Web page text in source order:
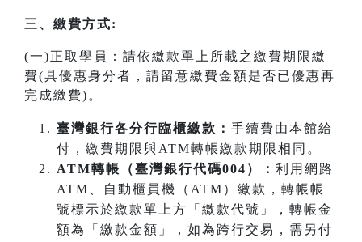
三、繳費方式:
(一)正取學員：請依繳款單上所載之繳費期限繳
費(具優惠身分者，請留意繳費金額是否已優惠再
完成繳費)。
臺灣銀行各分行臨櫃繳款： 手續費由本館給
付，繳費期限與ATM轉帳繳款期限相同。
ATM轉帳（臺灣銀行代碼004）： 利用網路
ATM、自動櫃員機（ATM）繳款，轉帳帳
號標示於繳款單上方「繳款代號」，轉帳金
額為「繳款金額」，如為跨行交易，需另付